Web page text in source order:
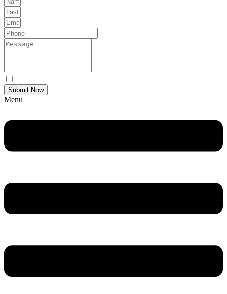
Submit Now
Menu